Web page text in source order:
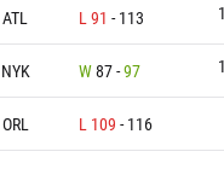
ATL L 91 - 113
NYK W87-97
ORL L 109 - 116